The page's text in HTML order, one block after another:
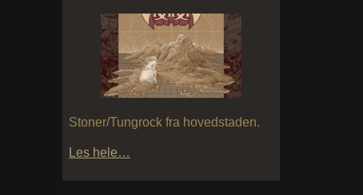
Stoner/Tungrock fra hovedstaden.
Les hele…